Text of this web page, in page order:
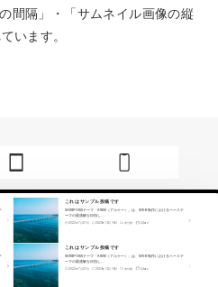
間隔」・「サムネイル画像の縦
います。